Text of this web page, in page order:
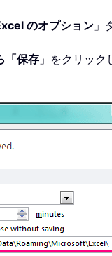
のオプション 」
「保存 」をクリッ